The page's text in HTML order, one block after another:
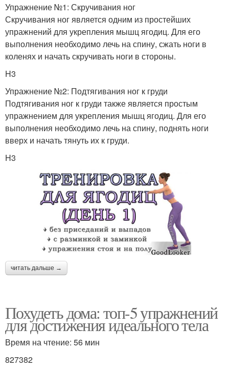
Упражнение №1: Скручивания ног
Скручивания ног является одним из простейших
упражнений для укрепления мышц ягодиц. Для его
выполнения необходимо лечь на спину, сжать ноги в
коленях и начать скручивать ноги в стороны.
H3
Упражнение №2: Подтягивания ног к груди
Подтягивания ног к груди также является простым
упражнением для укрепления мышц ягодиц. Для его
выполнения необходимо лечь на спину, поднять ноги
вверх и начать тянуть их к груди.
H3
читать дальше →
Похудеть дома: топ-5 упражнений
для достижения идеального тела
Время на чтение: 56 мин
827382